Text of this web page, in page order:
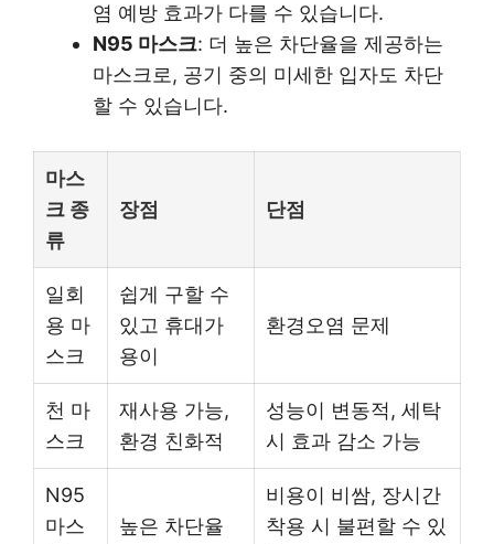
염 예방 효과가 다를 수 있습니다.
N95 마스크: 더 높은 차단율을 제공하는
마스크로, 공기 중의 미세한 입자도 차단
할 수 있습니다.
마스
크 종
류
장점 단점
일회
용 마
스크
쉽게 구할 수
있고 휴대가
용이
환경오염 문제
천 마
스크
재사용 가능,
환경 친화적
성능이 변동적, 세탁
시 효과 감소 가능
N95
마스
높은 차단율
비용이 비쌈, 장시간
착용 시 불편할 수 있